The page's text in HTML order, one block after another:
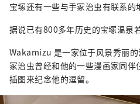
宝塚还有一些与手冢治虫有联系的
据说已有800多年历史的宝塚温泉
Wakamizu 是一家位于风景秀丽
冢治虫曾经和他的一些漫画家同
插图来纪念他的逗留。